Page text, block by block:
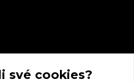
své cookies?